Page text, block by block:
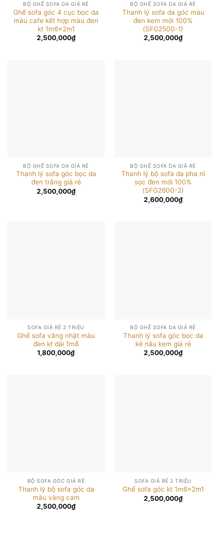
BỘ GHẾ SOFA DA GIÁ RẺ
Ghế sofa góc 4 cục bọc da
màu cafe kết hợp màu đen
kt 1m6x2m1
2,500,000₫
BỘ GHẾ SOFA DA GIÁ RẺ
Thanh lý sofa da góc màu
đen kem mới 100%
(SFG2500-1)
2,500,000₫
BỘ GHẾ SOFA DA GIÁ RẺ
Thanh lý sofa góc bọc da
đen trắng giá rẻ
2,500,000₫
BỘ GHẾ SOFA DA GIÁ RẺ
Thanh lý bộ sofa da pha nỉ
sọc đen mới 100%
(SFG2600-2)
2,600,000₫
SOFA GIÁ RẺ 2 TRIỆU
Ghế sofa văng nhật màu
đen kt dài 1m8
1,800,000₫
BỘ GHẾ SOFA DA GIÁ RẺ
Thanh lý sofa góc bọc da
kẻ nâu kem giá rẻ
2,500,000₫
BỘ SOFA GÓC GIÁ RẺ
Thanh lý bộ sofa góc da
màu vàng cam
2,500,000₫
SOFA GIÁ RẺ 2 TRIỆU
Ghế sofa góc kt 1m6x2m1
2,500,000₫